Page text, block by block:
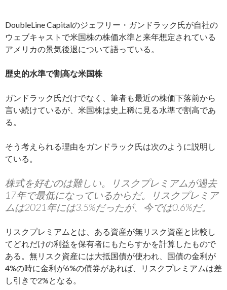
DoubleLine Capitalのジェフリー・ガンドラック氏が自社の
ウェブキャストで米国株の株価水準と来年想定されている
アメリカの景気後退について語っている。
歴史的水準で割高な米国株
ガンドラック氏だけでなく、筆者も最近の株価下落前から
言い続けているが、米国株は史上稀に見る水準で割高であ
る。
そう考えられる理由をガンドラック氏は次のように説明し
ている。
株式を好むのは難しい。リスクプレミアムが過去
17年で最低になっているからだ。リスクプレミア
ムは2021年には3.5%だったが、今では0.6%だ。
リスクプレミアムとは、ある資産が無リスク資産と比較し
てどれだけの利益を保有者にもたらすかを計算したもので
ある。無リスク資産には大抵国債が使われ、国債の金利が
4%の時に金利が6%の債券があれば、リスクプレミアムは差
し引きで2%となる。